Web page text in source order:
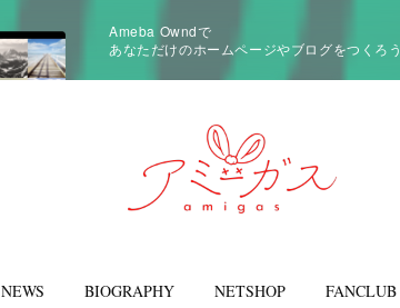
Ameba Owndで
あなただけのホームページやブログをつくろう
NEWS BIOGRAPHY NETSHOP FANCLUB